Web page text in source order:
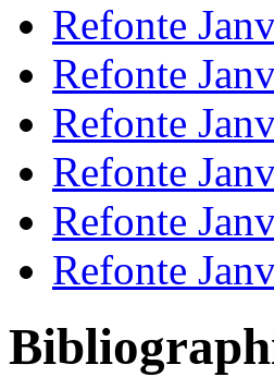
Refonte
Refonte
Refonte
Refonte
Refonte
Refonte